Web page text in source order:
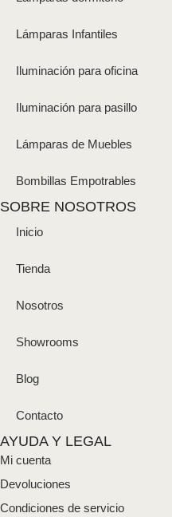
Lámparas Infantiles
Iluminación para oficina
Iluminación para pasillo
Lámparas de Muebles
Bombillas Empotrables
SOBRE NOSOTROS
Inicio
Tienda
Nosotros
Showrooms
Blog
Contacto
AYUDA Y LEGAL
Mi cuenta
Devoluciones
Condiciones de servicio